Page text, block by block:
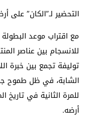
التحضير لـ”الكان” على
مع اقتراب موعد
للانسجام بين عناصر
توليفة تجمع بين خبرة
الشابة، في ظل طموح
للمرة الثانية في
أرضه.